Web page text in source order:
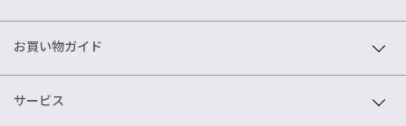
お買い物ガイド
サービス